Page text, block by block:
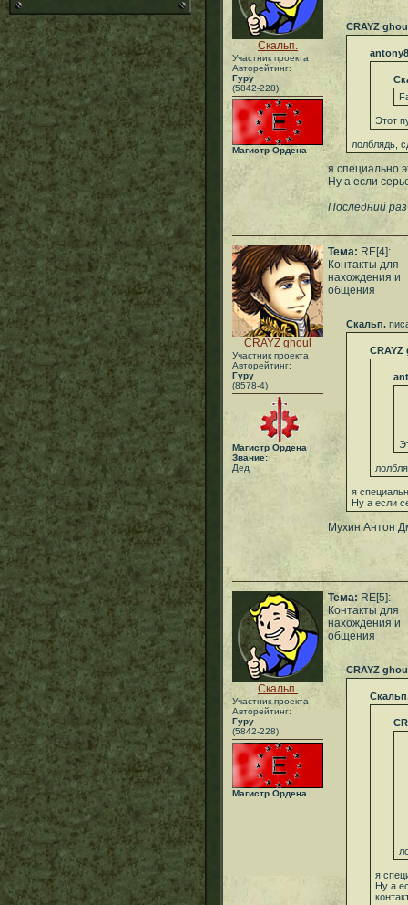
Скальп.
Участник проекта
Авторейтинг:
Гуру
(5842-228)
Магистр Ордена
CRAYZ
Этот
лолблядь,
я специально
Ну а если
Последний
CRAYZ ghoul
Участник проекта
Авторейтинг:
Гуру
(8578-4)
Магистр Ордена
Звание:
Дед
Тема: RE[4]:
Контакты для
нахождения и
общения
Скальп.
CRAYZ
я
Ну а если
Мухин Антон
Скальп.
Участник проекта
Авторейтинг:
Гуру
(5842-228)
Магистр Ордена
Тема: RE[5]:
Контакты для
нахождения и
общения
CRAYZ
я
Ну а